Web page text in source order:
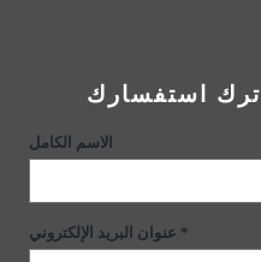
اترك استفسارك
الاسم الكامل
عنوان البريد الإلكتروني *